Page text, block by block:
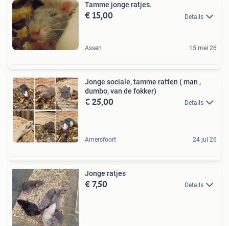
Tamme jonge ratjes.
€ 15,00 Details
Assen 15 mei 26
Jonge sociale, tamme ratten ( man ,
dumbo, van de fokker)
€ 25,00 Details
Amersfoort 24 jul 26
Jonge ratjes
€ 7,50 Details